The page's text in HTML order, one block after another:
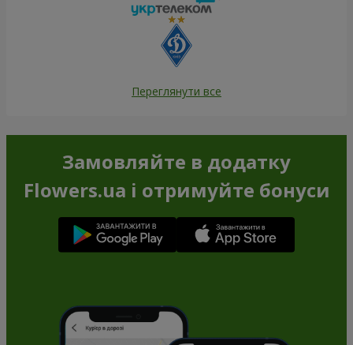
Переглянути все
Замовляйте в додатку
Flowers.ua і отримуйте бонуси